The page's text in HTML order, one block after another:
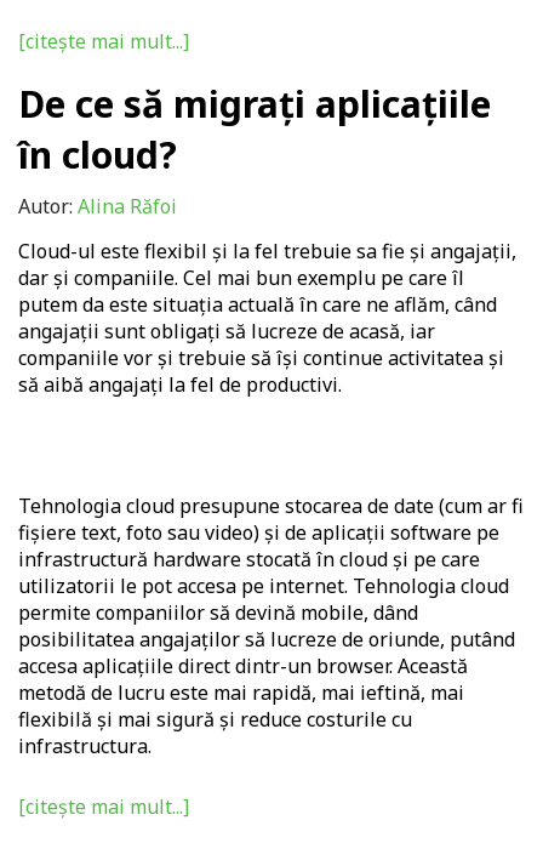
[citește mai mult...]
De ce să migrați aplicațiile
în cloud?
Autor: Alina Răfoi
Cloud-ul este flexibil și la fel trebuie sa fie și angajații,
dar și companiile. Cel mai bun exemplu pe care îl
putem da este situația actuală în care ne aflăm, când
angajații sunt obligați să lucreze de acasă, iar
companiile vor și trebuie să își continue activitatea și
să aibă angajați la fel de productivi.
Tehnologia cloud presupune stocarea de date (cum ar fi
fișiere text, foto sau video) și de aplicații software pe
infrastructură hardware stocată în cloud și pe care
utilizatorii le pot accesa pe internet. Tehnologia cloud
permite companiilor să devină mobile, dând
posibilitatea angajaților să lucreze de oriunde, putând
accesa aplicațiile direct dintr-un browser. Această
metodă de lucru este mai rapidă, mai ieftină, mai
flexibilă și mai sigură și reduce costurile cu
infrastructura.
[citește mai mult...]